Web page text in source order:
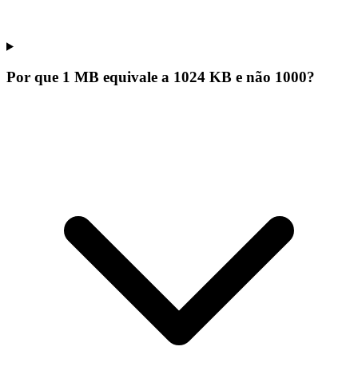
Por que 1 MB equivale a 1024 KB e não 1000?